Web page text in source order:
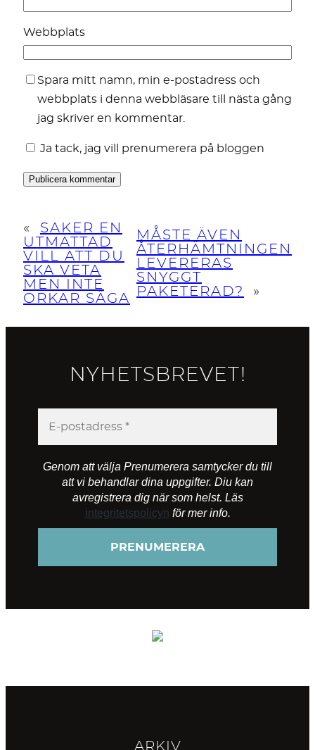
Webbplats
Spara mitt namn, min e-postadress och
webbplats i denna webbläsare till nästa gång
jag skriver en kommentar.
Ja tack, jag vill prenumerera på bloggen
«
SAKER EN
UTMATTAD
VILL ATT DU
SKA VETA
MEN INTE
ORKAR SÄGA
MÅSTE ÄVEN
ÅTERHÄMTNINGEN
LEVERERAS
SNYGGT
PAKETERAD?
»
NYHETSBREVET!
Genom att välja Prenumerera samtycker du till
att vi behandlar dina uppgifter. Diu kan
avregistrera dig när som helst. Läs
integritetspolicyn för mer info.
ARKIV